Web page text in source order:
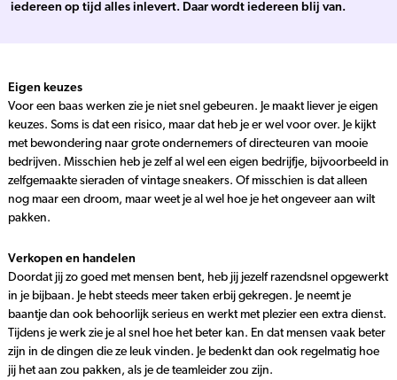
iedereen op tijd alles inlevert. Daar wordt iedereen blij van.
Eigen keuzes
Voor een baas werken zie je niet snel gebeuren. Je maakt liever je eigen
keuzes. Soms is dat een risico, maar dat heb je er wel voor over. Je kijkt
met bewondering naar grote ondernemers of directeuren van mooie
bedrijven. Misschien heb je zelf al wel een eigen bedrijfje, bijvoorbeeld in
zelfgemaakte sieraden of vintage sneakers. Of misschien is dat alleen
nog maar een droom, maar weet je al wel hoe je het ongeveer aan wilt
pakken.
Verkopen en handelen
Doordat jij zo goed met mensen bent, heb jij jezelf razendsnel opgewerkt
in je bijbaan. Je hebt steeds meer taken erbij gekregen. Je neemt je
baantje dan ook behoorlijk serieus en werkt met plezier een extra dienst.
Tijdens je werk zie je al snel hoe het beter kan. En dat mensen vaak beter
zijn in de dingen die ze leuk vinden. Je bedenkt dan ook regelmatig hoe
jij het aan zou pakken, als je de teamleider zou zijn.